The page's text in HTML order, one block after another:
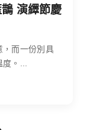
演繹節慶
，而一份別具
。...